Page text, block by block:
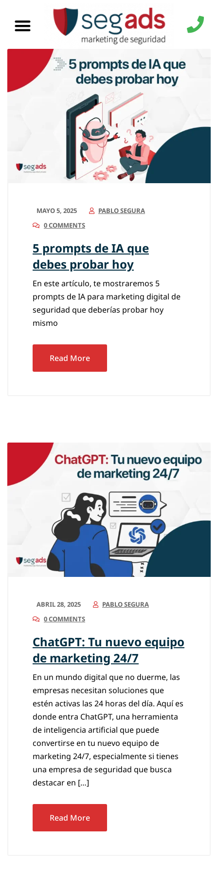
MAYO 5, 2025
PABLO SEGURA
0 COMMENTS
5 prompts de IA que
debes probar hoy
En este artículo, te mostraremos 5
prompts de IA para marketing digital de
seguridad que deberías probar hoy
mismo
Read More
ABRIL 28, 2025
PABLO SEGURA
0 COMMENTS
ChatGPT: Tu nuevo equipo
de marketing 24/7
En un mundo digital que no duerme, las
empresas necesitan soluciones que
estén activas las 24 horas del día. Aquí es
donde entra ChatGPT, una herramienta
de inteligencia artificial que puede
convertirse en tu nuevo equipo de
marketing 24/7, especialmente si tienes
una empresa de seguridad que busca
destacar en […]
Read More